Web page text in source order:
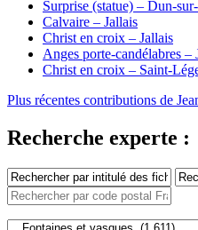
Surprise (statue) – Dun-
Calvaire – Jallais
Christ en croix – Jallais
Anges porte-candélabres –
Christ en croix – Saint-
Plus récentes contributions de
Recherche experte :